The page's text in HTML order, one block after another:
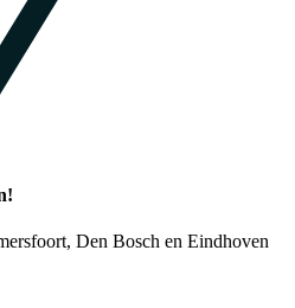
Den Bosch en Eindhoven